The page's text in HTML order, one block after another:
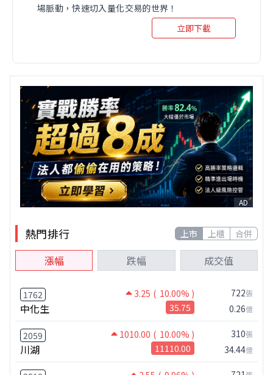
場脈動，快速切入量化交易的世界！
立即下載
AD
熱門排行 上市 上櫃 合併
漲幅 跌幅 成交值
1762 3.25 ( 10.00% )
中化生 35.75
722張
0.26億
2059 1010.00 ( 10.00% )
川湖 11110.00
310張
34.44億